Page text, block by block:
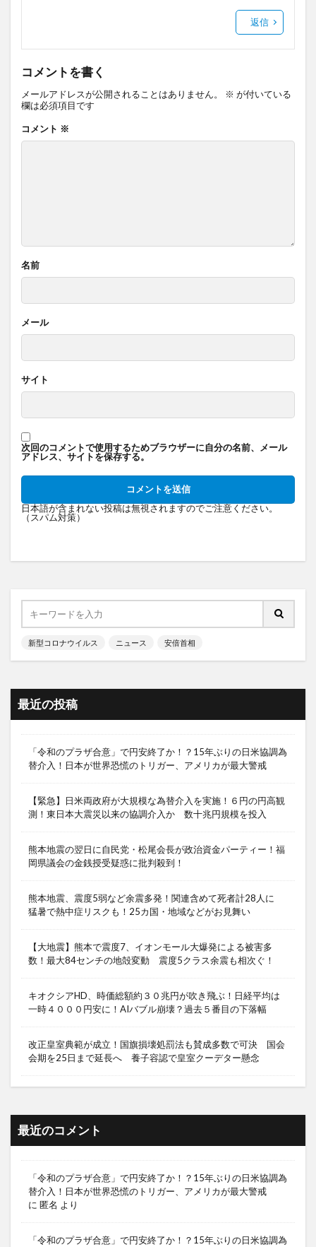
返信
コメントを書く
メールアドレスが公開されることはありません。 ※ が付いている
欄は必須項目です
コメント ※
名前
メール
サイト
次回のコメントで使用するためブラウザーに自分の名前、メール
アドレス、サイトを保存する。
日本語が含まれない投稿は無視されますのでご注意ください。
（スパム対策）
新型コロナウイルス ニュース 安倍首相
最近の投稿
「令和のプラザ合意」で円安終了か！？15年ぶりの日米協調為
替介入！日本が世界恐慌のトリガー、アメリカが最大警戒
【緊急】日米両政府が大規模な為替介入を実施！６円の円高観
測！東日本大震災以来の協調介入か 数十兆円規模を投入
熊本地震の翌日に自民党・松尾会長が政治資金パーティー！福
岡県議会の金銭授受疑惑に批判殺到！
熊本地震、震度5弱など余震多発！関連含めて死者計28人に
猛暑で熱中症リスクも！25カ国・地域などがお見舞い
【大地震】熊本で震度7、イオンモール大爆発による被害多
数！最大84センチの地殻変動 震度5クラス余震も相次ぐ！
キオクシアHD、時価総額約３０兆円が吹き飛ぶ！日経平均は
一時４０００円安に！AIバブル崩壊？過去５番目の下落幅
改正皇室典範が成立！国旗損壊処罰法も賛成多数で可決 国会
会期を25日まで延長へ 養子容認で皇室クーデター懸念
最近のコメント
「令和のプラザ合意」で円安終了か！？15年ぶりの日米協調為
替介入！日本が世界恐慌のトリガー、アメリカが最大警戒
に 匿名 より
「令和のプラザ合意」で円安終了か！？15年ぶりの日米協調為